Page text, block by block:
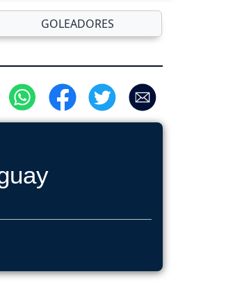
GOLEADORES